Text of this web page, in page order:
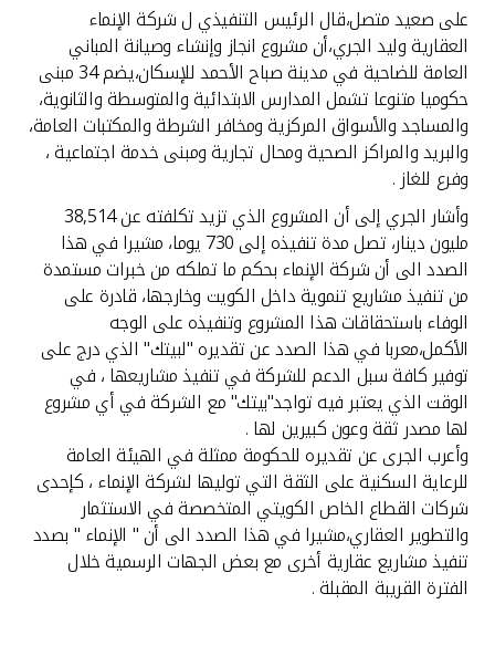
على صعيد متصل،قال الرئيس التنفيذي ل شركة الإنماء
العقارية وليد الجري،أن مشروع انجاز وإنشاء وصيانة المباني
العامة للضاحية في مدينة صباح الأحمد للإسكان،يضم 34 مبنى
حكوميا متنوعا تشمل المدارس الابتدائية والمتوسطة والثانوية،
والمساجد والأسواق المركزية ومخافر الشرطة والمكتبات العامة،
والبريد والمراكز الصحية ومحال تجارية ومبنى خدمة اجتماعية ،
وفرع للغاز .
وأشار الجري إلى أن المشروع الذي تزيد تكلفته عن 38,514
مليون دينار، تصل مدة تنفيذه إلى 730 يوما، مشيرا في هذا
الصدد الى أن شركة الإنماء بحكم ما تملكه من خبرات مستمدة
من تنفيذ مشاريع تنموية داخل الكويت وخارجها، قادرة على
الوفاء باستحقاقات هذا المشروع وتنفيذه على الوجه
الأكمل،معربا في هذا الصدد عن تقديره "لبيتك" الذي درج على
توفير كافة سبل الدعم للشركة في تنفيذ مشاريعها ، في
الوقت الذي يعتبر فيه تواجد"بيتك" مع الشركة في أي مشروع
لها مصدر ثقة وعون كبيرين لها .
وأعرب الجرى عن تقديره للحكومة ممثلة في الهيئة العامة
للرعاية السكنية على الثقة التي توليها لشركة الإنماء ، كإحدى
شركات القطاع الخاص الكويتي المتخصصة في الاستثمار
والتطوير العقاري،مشيرا في هذا الصدد الى أن " الإنماء " بصدد
تنفيذ مشاريع عقارية أخرى مع بعض الجهات الرسمية خلال
الفترة القريبة المقبلة .